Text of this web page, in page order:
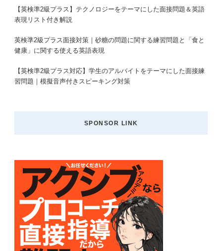
【英検準2級プラス】テクノロジーをテーマにした面接問題＆英語
表現リスト付き解説
英検準2級プラス面接対策｜砂糖の問題に関する練習問題と「食と
健康」に関する使える英語表現
【英検準2級プラス対応】学生のアルバイトをテーマにした面接練
習問題｜模擬音声付きスピーキング対策
SPONSOR LINK